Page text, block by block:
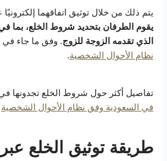
يتم ذلك من خلال توثيق اتفاقهما
يقوم الطرفان بتحديد شروط الخلع، بما
الذي تقدمه الزوجة للزوج. وفق ما جاء في نص
نظام الأحوال الشخصية.
تفاصيل أكثر حول شروط الخلع تجدونها في
في السعودية وفق نظام الأحوال الشخصية
طريقة توثيق الخلع